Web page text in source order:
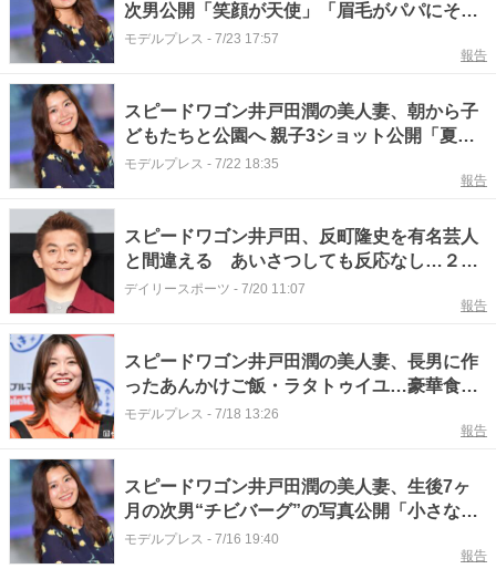
次男公開「笑顔が天使」「眉毛がパパにそっ
くり」と反響
モデルプレス - 7/23 17:57
報告
スピードワゴン井戸田潤の美人妻、朝から子
どもたちと公園へ 親子3ショット公開「夏ら
しさ全開」「癒ししかない」の声
モデルプレス - 7/22 18:35
報告
スピードワゴン井戸田、反町隆史を有名芸人
と間違える あいさつしても反応なし…２８
年前の非礼詫びる
デイリースポーツ - 7/20 11:07
報告
スピードワゴン井戸田潤の美人妻、長男に作
ったあんかけご飯・ラタトゥイユ…豪華食事
を公開「品数沢山で羨ましい」の声
モデルプレス - 7/18 13:26
報告
スピードワゴン井戸田潤の美人妻、生後7ヶ
月の次男“チビバーグ”の写真公開「小さな歯
が可愛い」「パパにそっくり」と反響
モデルプレス - 7/16 19:40
報告